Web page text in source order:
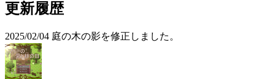
更新履歴
2025/02/04 庭の木の影を修正しました。